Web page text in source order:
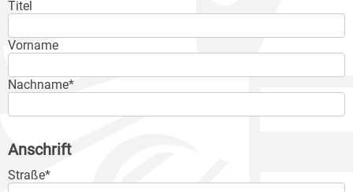
Titel
Vorname
Nachname*
Anschrift
Straße*